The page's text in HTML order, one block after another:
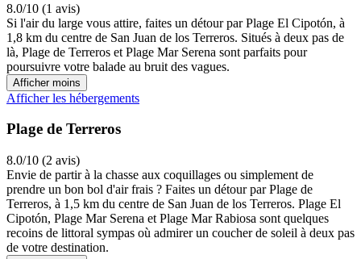
8.0/10 (1 avis)
Si l'air du large vous attire, faites un détour par Plage El Cipotón, à
1,8 km du centre de San Juan de los Terreros. Situés à deux pas de
là, Plage de Terreros et Plage Mar Serena sont parfaits pour
poursuivre votre balade au bruit des vagues.
Afficher moins
Afficher les hébergements
Plage de Terreros
8.0/10 (2 avis)
Envie de partir à la chasse aux coquillages ou simplement de
prendre un bon bol d'air frais ? Faites un détour par Plage de
Terreros, à 1,5 km du centre de San Juan de los Terreros. Plage El
Cipotón, Plage Mar Serena et Plage Mar Rabiosa sont quelques
recoins de littoral sympas où admirer un coucher de soleil à deux pas
de votre destination.